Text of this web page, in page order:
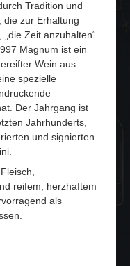
Tradition und
die zur Erhaltung
Zeit anzuhalten“.
Magnum ist ein
Wein aus
spezielle
Der Jahrgang ist
Jahrhunderts,
und signierten
reifem, herzhaftem
als